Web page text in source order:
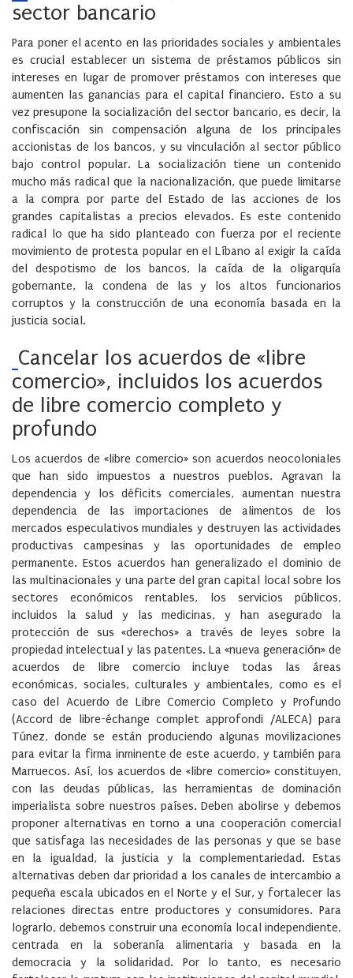
sector bancario
Para poner el acento en las prioridades sociales y ambientales
es crucial establecer un sistema de préstamos públicos sin
intereses en lugar de promover préstamos con intereses que
aumenten las ganancias para el capital financiero. Esto a su
vez presupone la socialización del sector bancario, es decir, la
confiscación sin compensación alguna de los principales
accionistas de los bancos, y su vinculación al sector público
bajo control popular. La socialización tiene un contenido
mucho más radical que la nacionalización, que puede limitarse
a la compra por parte del Estado de las acciones de los
grandes capitalistas a precios elevados. Es este contenido
radical lo que ha sido planteado con fuerza por el reciente
movimiento de protesta popular en el Líbano al exigir la caída
del despotismo de los bancos, la caída de la oligarquía
gobernante, la condena de las y los altos funcionarios
corruptos y la construcción de una economía basada en la
justicia social.
Cancelar los acuerdos de «libre
comercio», incluidos los acuerdos
de libre comercio completo y
profundo
Los acuerdos de «libre comercio» son acuerdos neocoloniales
que han sido impuestos a nuestros pueblos. Agravan la
dependencia y los déficits comerciales, aumentan nuestra
dependencia de las importaciones de alimentos de los
mercados especulativos mundiales y destruyen las actividades
productivas campesinas y las oportunidades de empleo
permanente. Estos acuerdos han generalizado el dominio de
las multinacionales y una parte del gran capital local sobre los
sectores económicos rentables, los servicios públicos,
incluidos la salud y las medicinas, y han asegurado la
protección de sus «derechos» a través de leyes sobre la
propiedad intelectual y las patentes. La «nueva generación» de
acuerdos de libre comercio incluye todas las áreas
económicas, sociales, culturales y ambientales, como es el
caso del Acuerdo de Libre Comercio Completo y Profundo
(Accord de libre-échange complet approfondi /ALECA) para
Túnez, donde se están produciendo algunas movilizaciones
para evitar la firma inminente de este acuerdo, y también para
Marruecos. Así, los acuerdos de «libre comercio» constituyen,
con las deudas públicas, las herramientas de dominación
imperialista sobre nuestros países. Deben abolirse y debemos
proponer alternativas en torno a una cooperación comercial
que satisfaga las necesidades de las personas y que se base
en la igualdad, la justicia y la complementariedad. Estas
alternativas deben dar prioridad a los canales de intercambio a
pequeña escala ubicados en el Norte y el Sur, y fortalecer las
relaciones directas entre productores y consumidores. Para
lograrlo, debemos construir una economía local independiente,
centrada en la soberanía alimentaria y basada en la
democracia y la solidaridad. Por lo tanto, es necesario